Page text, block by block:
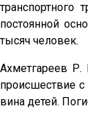
постоянной
тысяч человек.
Ахметгареев Р.
происшествие с
вина детей.